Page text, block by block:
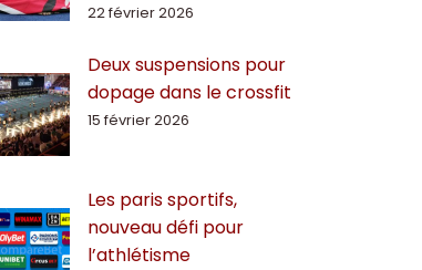
22 février 2026
Deux suspensions pour
dopage dans le crossfit
15 février 2026
Les paris sportifs,
nouveau défi pour
l’athlétisme